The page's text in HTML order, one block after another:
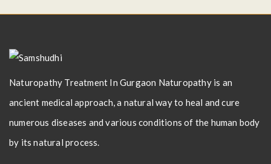
Naturopathy Treatment In Gurgaon Naturopathy is an
ancient medical approach, a natural way to heal and cure
numerous diseases and various conditions of the human body
by its natural process.